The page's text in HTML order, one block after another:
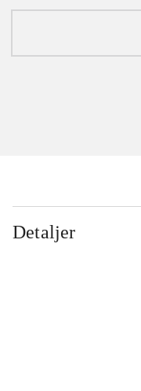
Detaljer